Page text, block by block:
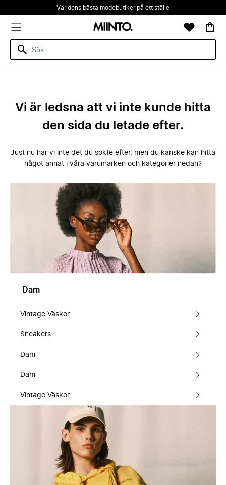
Världens bästa modebutiker på ett ställe
Vi är ledsna att vi inte kunde hitta
den sida du letade efter.
Just nu har vi inte det du sökte efter, men du kanske kan hitta
något annat i våra varumärken och kategorier nedan?
Dam
Vintage Väskor
Sneakers
Dam
Dam
Vintage Väskor